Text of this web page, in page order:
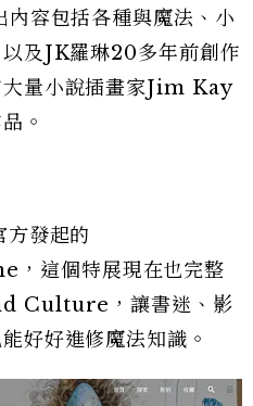
容包括各種與魔法、小
及JK羅琳20多年前創作
大量小說插畫家Jim Kay
。
方發起的
這個特展現在也完整
Culture，讓書迷、影
好好進修魔法知識。